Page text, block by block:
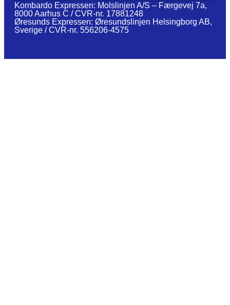
Kombardo Expressen: Molslinjen A/S – Færgevej 7a,
8000 Aarhus C / CVR-nr. 17881248
Øresunds Expressen: Øresundslinjen Helsingborg AB,
Sverige / CVR-nr. 556206-4575